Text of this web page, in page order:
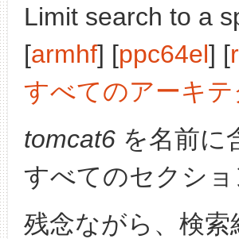
Limit search to a
[armhf] [ppc64el] [
すべてのアーキテ
tomcat6 を名前に
すべてのセクショ
残念ながら、検